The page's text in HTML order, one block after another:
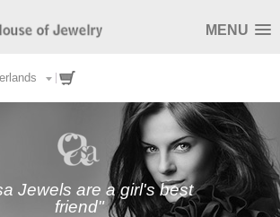
MENU
Jewels are a girl's best
friend"